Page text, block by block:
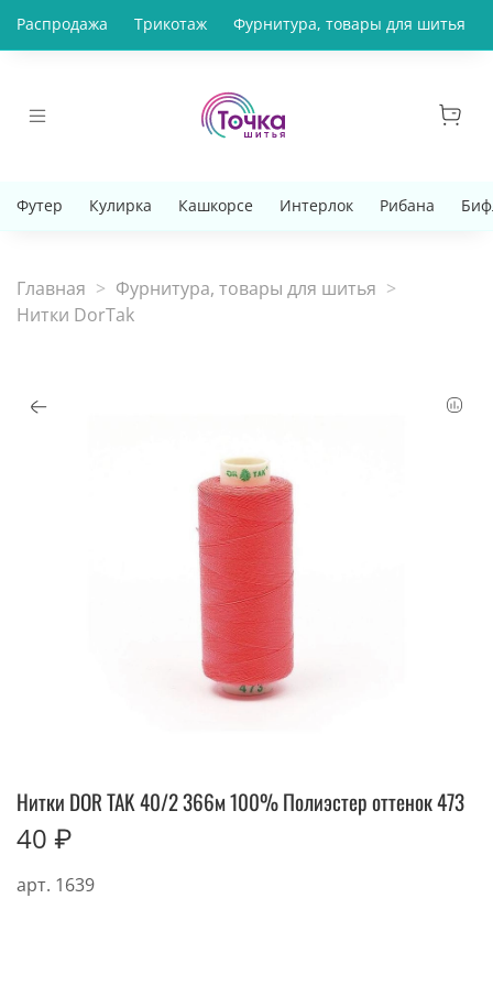
Распродажа Трикотаж Фурнитура, товары для шитья
Футер Кулирка Кашкорсе Интерлок Рибана
Главная
Фурнитура, товары для шитья
Нитки DorTak
арт. 1639
Нитки DOR TAK 40/2 366м 100% Полиэстер оттенок 473
40 ₽